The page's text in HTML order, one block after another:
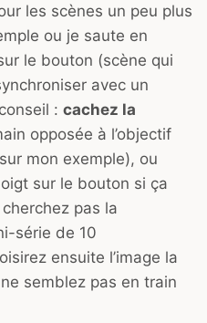
les scènes un peu plus
ou je saute en
le bouton (scène qui
avec un
: cachez la
opposée à l’objectif
mon exemple), ou
sur le bouton si ça
pas la
série de 10
ensuite l’image la
semblez pas en train